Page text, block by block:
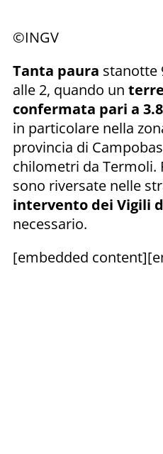
©INGV
Tanta paura stanotte
alle 2, quando un
confermata pari a 3.8
in particolare nella
provincia di
chilometri da Termoli.
sono riversate nelle
intervento dei Vigili
necessario.
[embedded